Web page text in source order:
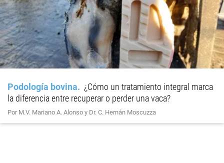
Podología bovina
¿Cómo un tratamiento integral marca
la diferencia entre recuperar o perder una vaca?
Por M.V. Mariano A. Alonso y Dr. C. Hernán Moscuzza